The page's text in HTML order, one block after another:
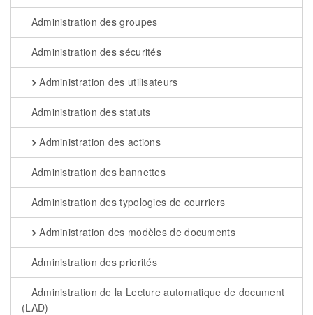
Administration des groupes
Administration des sécurités
Administration des utilisateurs
Administration des statuts
Administration des actions
Administration des bannettes
Administration des typologies de courriers
Administration des modèles de documents
Administration des priorités
Administration de la Lecture automatique de document
(LAD)